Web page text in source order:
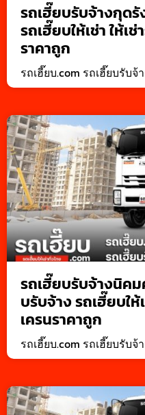
รถเฮี๊ยบรับจ้างกุดรั
รถเฮี๊ยบให้เช่า ให้เ
ราคาถูก
รถเฮี๊ยบ.com รถเฮี๊ยบรับจ้
รถเฮี๊ยบรับจ้างนิค
บรับจ้าง รถเฮี๊ยบใ
เครนราคาถูก
รถเฮี๊ยบ.com รถเฮี๊ยบรับ